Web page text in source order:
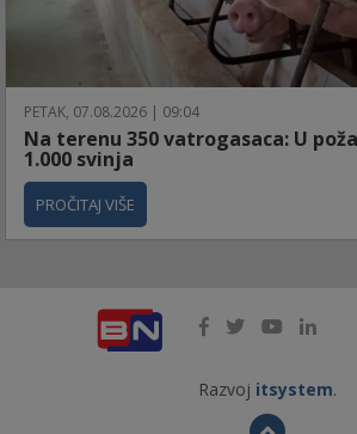
PETAK, 07.08.2026 | 09:04
Na terenu 350 vatrogasaca: U
1.000 svinja
PROČITAJ VIŠE
Razvoj itsystem.